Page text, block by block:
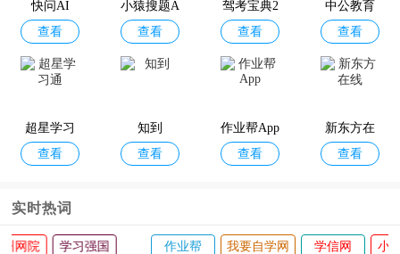
快问AI
查看
小猿搜题A
pp
查看
驾考宝典2
026年最新
版
查看
中公教育
查看
超星学习
通
查看
知到
查看
作业帮App
查看
新东方在
线
查看
实时热词
作业帮 我要自学网 学信网 小猿搜题 网易公开课